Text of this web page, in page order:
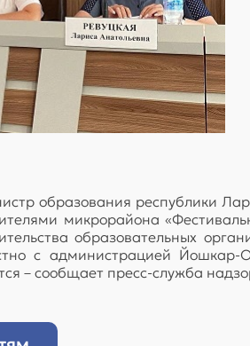
образования республики
микрорайона
образовательных
с администрацией
– сообщает пресс-служба